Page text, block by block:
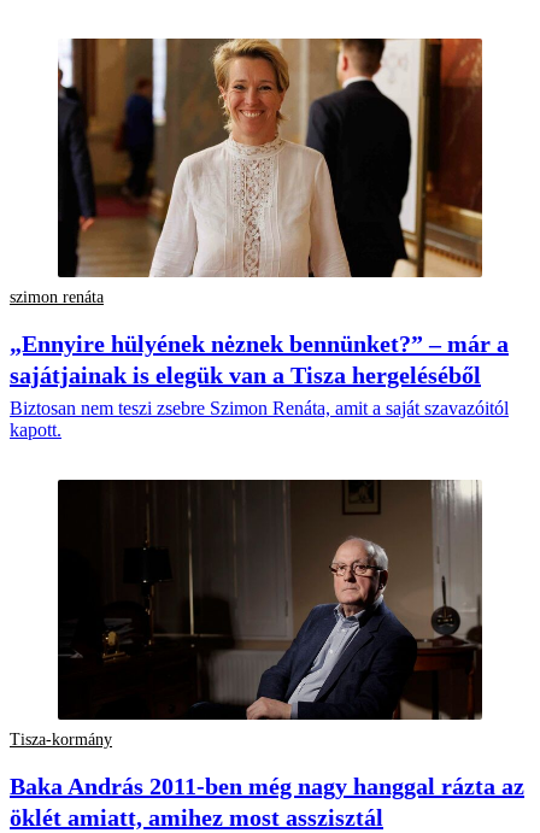
szimon renáta
„Ennyire hülyének nėznek bennünket?” – már a
sajátjainak is elegük van a Tisza hergeléséből
Biztosan nem teszi zsebre Szimon Renáta, amit a saját szavazóitól
kapott.
Tisza-kormány
Baka András 2011-ben még nagy hanggal rázta az
öklét amiatt, amihez most asszisztál